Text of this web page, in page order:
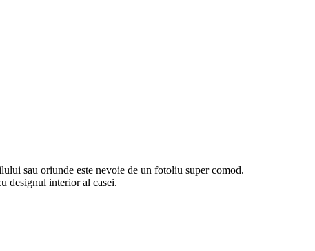
sau oriunde este nevoie de un fotoliu super comod.
designul interior al casei.